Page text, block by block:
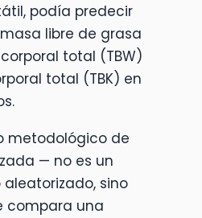
podía predecir
libre de grasa
total (TBW)
total (TBK) en
metodológico de
— no es un
sino
compara una